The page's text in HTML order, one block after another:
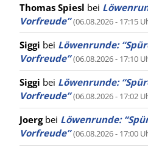
Thomas Spiesl bei
Vorfreude” (06.08.2026 - 17:15
Siggi bei Löwenrunde:
Vorfreude” (06.08.2026 - 17:10
Siggi bei Löwenrunde:
Vorfreude” (06.08.2026 - 17:02
Joergbei Löwenrunde:
Vorfreude” (06.08.2026 - 17:00